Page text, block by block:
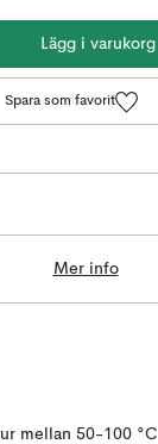
Lägg i varukorg
Spara som favorit
Mer info
mellan 50-100 °C